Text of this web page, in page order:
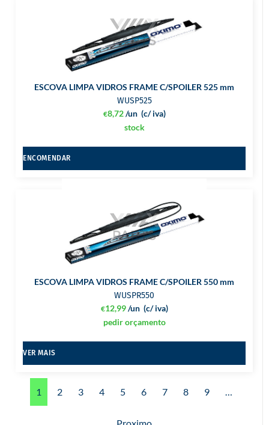
ESCOVA LIMPA VIDROS FRAME C/SPOILER 525 mm
WUSP525
€8,72 (c/ iva)
/un
stock
ENCOMENDAR
ESCOVA LIMPA VIDROS FRAME C/SPOILER 550 mm
WUSPR550
€12,99 (c/ iva)
/un
pedir orçamento
VER MAIS
1 2 3 4 5 6 7 8 9 …